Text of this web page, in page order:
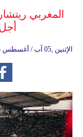
المغربي
11:36 2024 الإثنين ,05 آب / أغسطس